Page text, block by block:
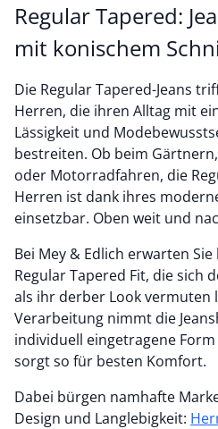
Regular Tapered:
mit konischem
Die Regular Tapered-Jeans
Herren, die ihren Alltag mit
Lässigkeit und
bestreiten. Ob beim
oder Motorradfahren, die
Herren ist dank ihres
einsetzbar. Oben weit und
Bei Mey & Edlich erwarten
Regular Tapered Fit, die sich
als ihr derber Look vermuten
Verarbeitung nimmt die
individuell eingetragene
sorgt so für besten Komfort.
Dabei bürgen namhafte
Design und Langlebigkeit: